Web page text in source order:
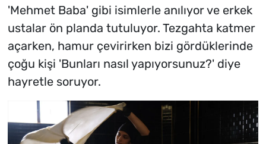
'Mehmet Baba' gibi isimlerle anılıyor ve erkek
ustalar ön planda tutuluyor. Tezgahta katmer
açarken, hamur çevirirken bizi gördüklerinde
çoğu kişi 'Bunları nasıl yapıyorsunuz?' diye
hayretle soruyor.